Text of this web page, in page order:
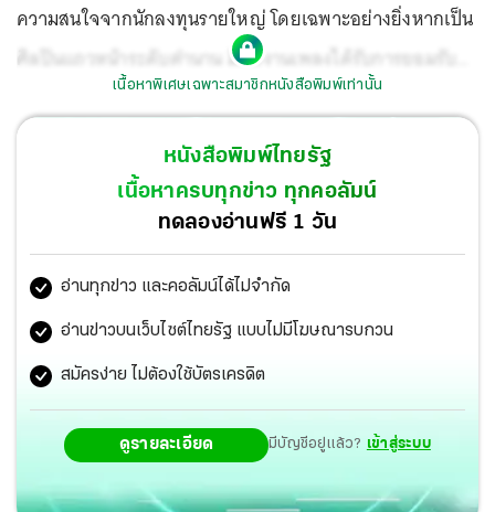
ความสนใจจากนักลงทุนรายใหญ่ โดยเฉพาะอย่างยิ่งหากเป็น
ศิลปินแถวหน้าระดับตำนาน มีผลงานเพลงได้รับการยอมรับ
ชื่นชอบมายาวนานเนื้อหาพิเศษเฉพาะสมาชิกหนังสือพิมพ์เท่านั้น
หนังสือพิมพ์ไทยรัฐ
เนื้อหาครบทุกข่าว ทุกคอลัมน์
ทดลองอ่านฟรี 1 วัน
อ่านทุกข่าว และคอลัมน์ได้ไม่จำกัด
อ่านข่าวบนเว็บไซต์ไทยรัฐ แบบไม่มีโฆษณารบกวน
สมัครง่าย ไม่ต้องใช้บัตรเครดิต
ดูรายละเอียด มีบัญชีอยู่แล้ว? เข้าสู่ระบบ